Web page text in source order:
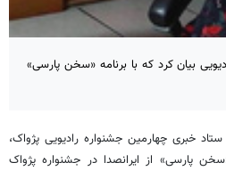
بیان کرد که با برنامه «سخن پارسی»
خبری چهارمین جشنواره رادیویی پژواک،
پارسی» از ایرانصدا در جشنواره پژواک